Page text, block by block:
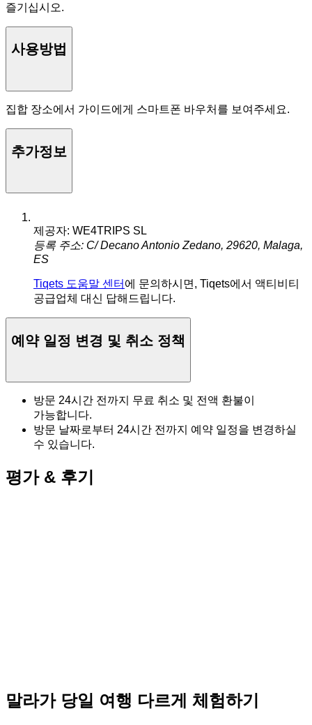
즐기십시오.
사용방법
집합 장소에서 가이드에게 스마트폰 바우처를 보여주세요.
추가정보
제공자: WE4TRIPS SL
등록 주소: C/ Decano Antonio Zedano, 29620, Malaga,
ES
Tiqets 도움말 센터 에 문의하시면, Tiqets에서 액티비티
공급업체 대신 답해드립니다.
예약 일정 변경 및 취소 정책
방문 24시간 전까지 무료 취소 및 전액 환불이
가능합니다.
방문 날짜로부터 24시간 전까지 예약 일정을 변경하실
수 있습니다.
평가 & 후기
말라가 당일 여행 다르게 체험하기